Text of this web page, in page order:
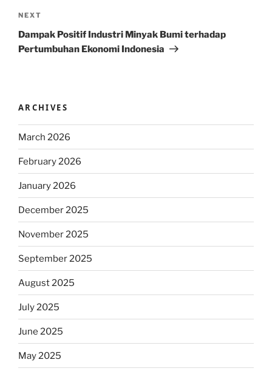
Next
Post
NEXT
Dampak Positif Industri Minyak Bumi terhadap
Pertumbuhan Ekonomi Indonesia
ARCHIVES
March 2026
February 2026
January 2026
December 2025
November 2025
September 2025
August 2025
July 2025
June 2025
May 2025